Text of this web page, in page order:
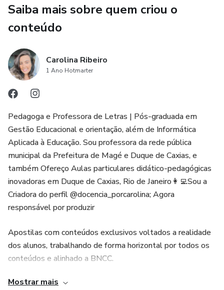
que aumentam a complexidade de forma orgânica,
respeitando o ritmo de cada criança. Isso é fundamental
criança perceba que está treinando, além de criar segurança
na construção do traçado, promovendo a autonomia e a
prontidão para a escrita.
Recomendamos a plastificação dos cartões para
transformá-los em recursos reutilizáveis para sempre. As
crianças podem usar canetas de lousa branca (marcador),
giz líquido e, o nosso favorito, massinha de modelar para
preencher os caminhos. Errou? Apaga e recomeça! Isso
promove confiança e economiza papel.
Sabe quanto custa uma única xícara de café gourmet?
Provavelmente mais do que o investimento que você fará
material completo está disponível hoje por apenas R$
10,00. É menos de R$ 0,34 por atividade!
Estamos focados em validar este material antes de
Saiba mais sobre quem criou o
conteúdo
Carolina Ribeiro
1 Ano Hotmarter
Pedagoga e Professora de Letras | Pós-graduada em
Gestão Educacional e orientação, além de Informática
Aplicada à Educação. Sou professora da rede pública
municipal da Prefeitura de Magé e Duque de Caxias, e
também Ofereço Aulas particulares didático-pedagógicas
inovadoras em Duque de Caxias, Rio de Janeiro👩‍💻Sou a
Criadora do perfil @docencia_porcarolina; Agora
responsável por produzir
Apostilas com conteúdos exclusivos voltados a realidade
dos alunos, trabalhando de forma horizontal por todos os
conteúdos e alinhado a BNCC.
Por um ensino democrático, feminista e popular.
Mostrar mais